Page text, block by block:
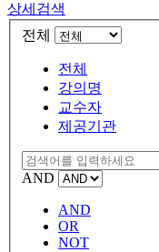
상세검색
전체
전체
강의명
교수자
제공기관
AND
AND
OR
NOT